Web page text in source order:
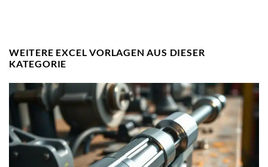
WEITERE EXCEL VORLAGEN AUS DIESER
KATEGORIE